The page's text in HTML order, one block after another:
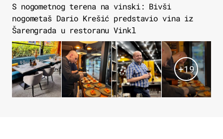
S nogometnog terena na vinski: Bivši
nogometaš Dario Krešić predstavio vina iz
Šarengrada u restoranu Vinkl
+19